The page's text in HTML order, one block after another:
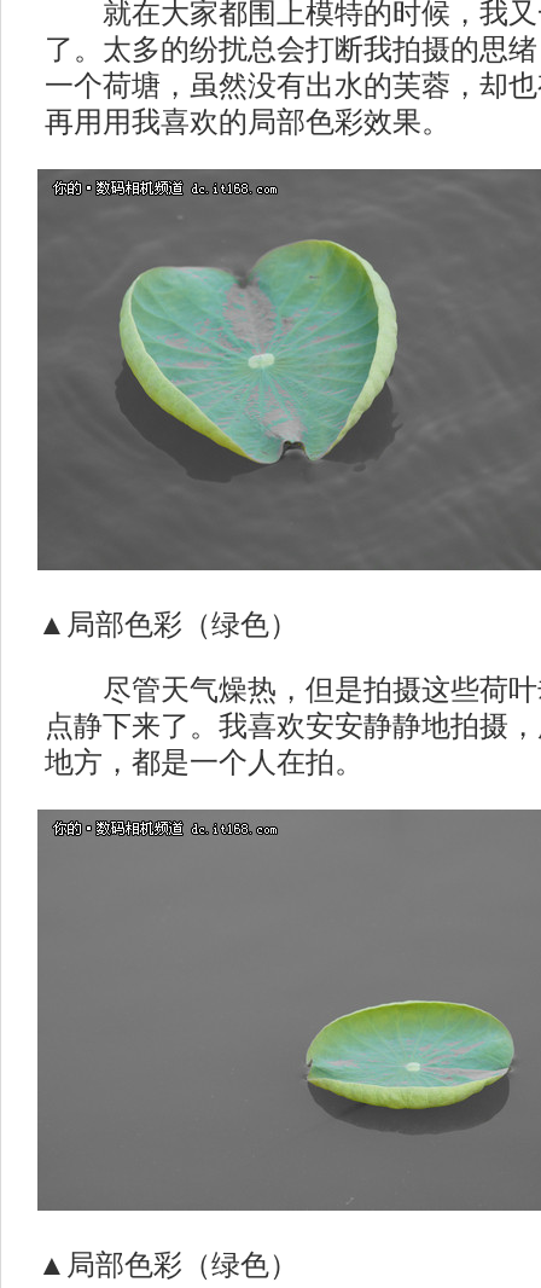
就在大家都围上模特的时候，我又
了。太多的纷扰总会打断我拍摄的思
一个荷塘，虽然没有出水的芙蓉，却
再用用我喜欢的局部色彩效果。
▲局部色彩（绿色）
尽管天气燥热，但是拍摄这些荷叶
点静下来了。我喜欢安安静静地拍摄
地方，都是一个人在拍。
▲局部色彩（绿色）